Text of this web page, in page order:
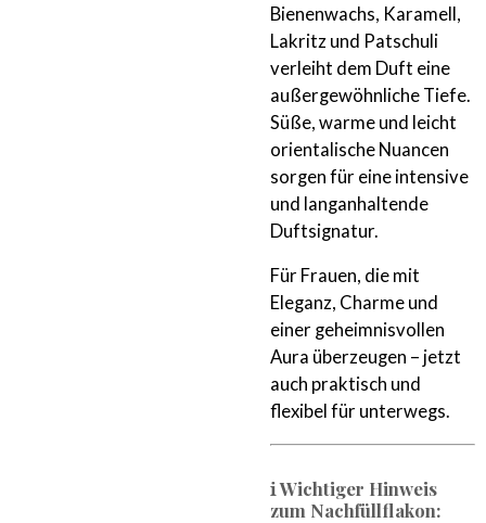
Bienenwachs, Karamell,
Lakritz und Patschuli
verleiht dem Duft eine
außergewöhnliche Tiefe.
Süße, warme und leicht
orientalische Nuancen
sorgen für eine intensive
und langanhaltende
Duftsignatur.
Für Frauen, die mit
Eleganz, Charme und
einer geheimnisvollen
Aura überzeugen – jetzt
auch praktisch und
flexibel für unterwegs.
ℹ️ Wichtiger Hinweis
zum Nachfüllflakon: